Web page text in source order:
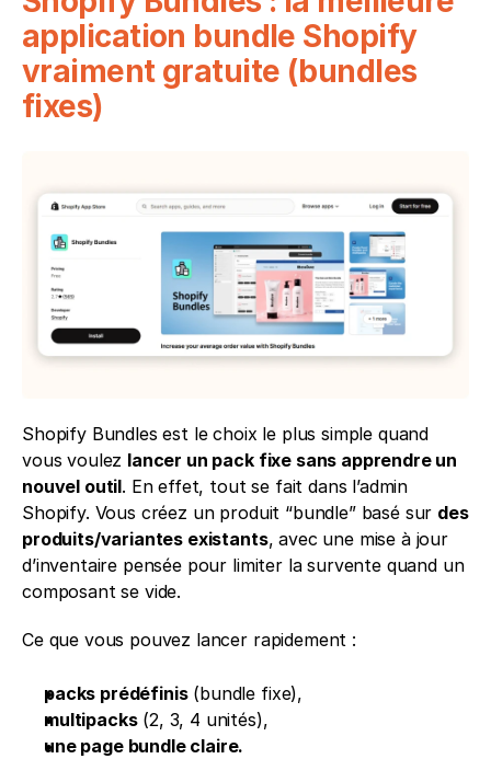
application bundle Shopify
vraiment gratuite (bundles
fixes)
Shopify Bundles est le choix le plus simple quand
vous voulez lancer un pack fixe sans apprendre un
nouvel outil. En effet, tout se fait dans l’admin
Shopify. Vous créez un produit “bundle” basé sur des
produits/variantes existants, avec une mise à jour
d’inventaire pensée pour limiter la survente quand un
composant se vide.
Ce que vous pouvez lancer rapidement :
packs prédéfinis (bundle fixe),
multipacks (2, 3, 4 unités),
une page bundle claire.